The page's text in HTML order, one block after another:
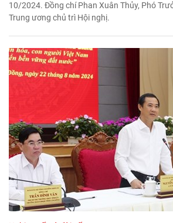
10/2024. Đồng chí Phan Xuân Thủy, Phó
Trung ương chủ trì Hội nghị.